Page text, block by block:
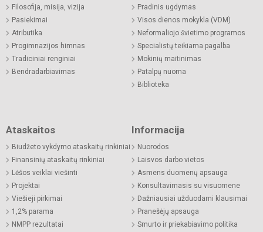
Filosofija, misija, vizija
Pasiekimai
Atributika
Progimnazijos himnas
Tradiciniai renginiai
Bendradarbiavimas
Pradinis ugdymas
Visos dienos mokykla (VDM)
Neformaliojo švietimo programos
Specialistų teikiama pagalba
Mokinių maitinimas
Patalpų nuoma
Biblioteka
Ataskaitos
Biudžeto vykdymo ataskaitų rinkiniai
Finansinių ataskaitų rinkiniai
Lėšos veiklai viešinti
Projektai
Viešieji pirkimai
1,2% parama
NMPP rezultatai
Informacija
Nuorodos
Laisvos darbo vietos
Asmens duomenų apsauga
Konsultavimasis su visuomene
Dažniausiai užduodami klausimai
Pranešėjų apsauga
Smurto ir priekabiavimo politika